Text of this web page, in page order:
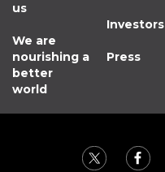
us
We are
nourishing a
better
world
Investors
Press